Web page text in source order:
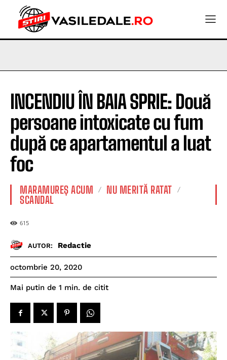
INCENDIU ÎN BAIA SPRIE: Două
persoane intoxicate cu fum
după ce apartamentul a luat
foc
MARAMUREȘ ACUM
NU MERITĂ RATAT
SCANDAL
615
AUTOR: Redactie
octombrie 20, 2020
Mai putin de 1 min. de citit